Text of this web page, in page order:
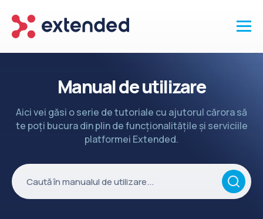
Vanzari și clienti
Marketing și promotii
Integrări
Setări
Manual de utilizare
Aici vei găsi o serie de tutoriale cu ajutorul cărora să
te poți bucura din plin de funcționalitățile și serviciile
platformei Extended.